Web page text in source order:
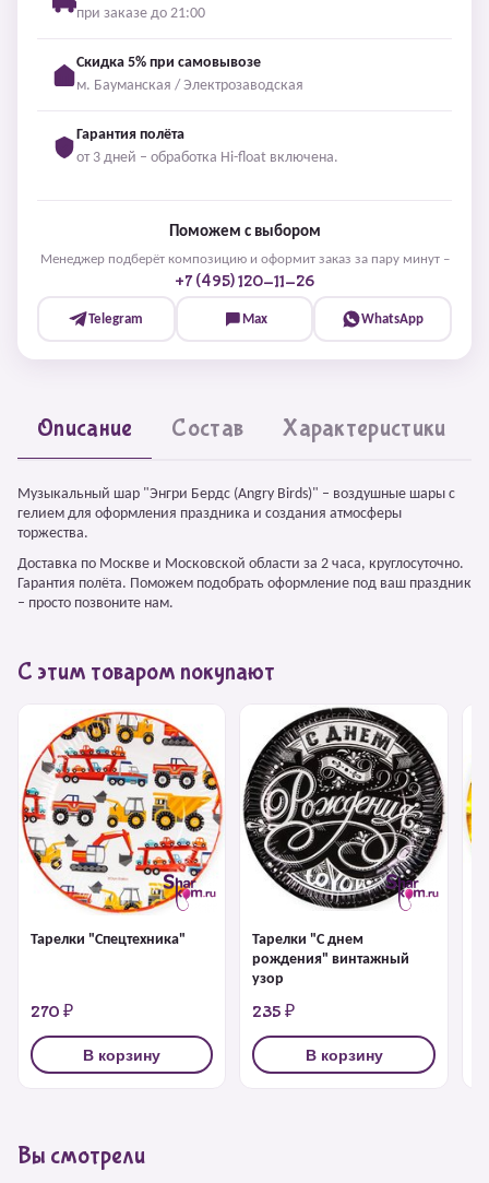
при заказе до 21:00
Скидка 5% при самовывозе
м. Бауманская / Электрозаводская
Гарантия полёта
от 3 дней – обработка Hi-float включена.
Поможем с выбором
Менеджер подберёт композицию и оформит заказ за пару минут –
+7 (495) 120-11-26
Telegram Max WhatsApp
Описание Состав Характеристики
Музыкальный шар "Энгри Бердс (Angry Birds)" – воздушные шары с
гелием для оформления праздника и создания атмосферы
торжества.
Доставка по Москве и Московской области за 2 часа, круглосуточно.
Гарантия полёта. Поможем подобрать оформление под ваш праздник
– просто позвоните нам.
С этим товаром покупают
Тарелки "Спецтехника"
270 ₽
В корзину
Тарелки "С днем
рождения" винтажный
узор
235 ₽
В корзину
Вы смотрели